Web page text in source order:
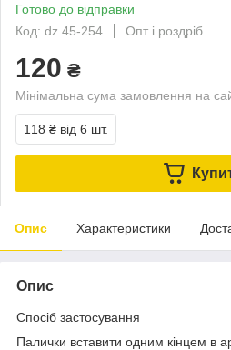
Готово до відправки
Код: dz 45-254
Опт і роздріб
120 ₴
Мінімальна сума замовлення на
118 ₴ від 6 шт.
Опис Характеристики
Опис
Спосіб застосування
Палички вставити одним кінцем в